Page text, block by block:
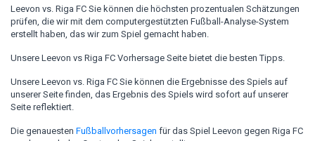
Leevon vs. Riga FC Sie können die höchsten prozentualen Schätzungen
prüfen, die wir mit dem computergestützten Fußball-Analyse-System
erstellt haben, das wir zum Spiel gemacht haben.
Unsere Leevon vs Riga FC Vorhersage Seite bietet die besten Tipps.
Unsere Leevon vs. Riga FC Sie können die Ergebnisse des Spiels auf
unserer Seite finden, das Ergebnis des Spiels wird sofort auf unserer
Seite reflektiert.
Die genauesten Fußballvorhersagen für das Spiel Leevon gegen Riga FC